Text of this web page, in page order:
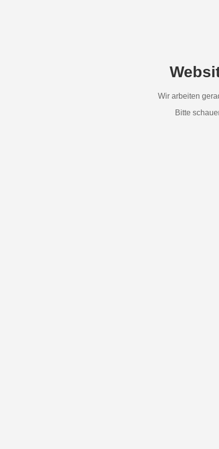
Wir arbeiten
Bitte